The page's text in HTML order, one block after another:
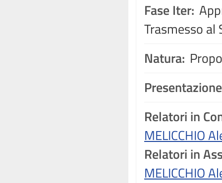
Fase Iter:
Trasmesso al
Natura:
Relatori in
MELICCHIO
Relatori in
MELICCHIO